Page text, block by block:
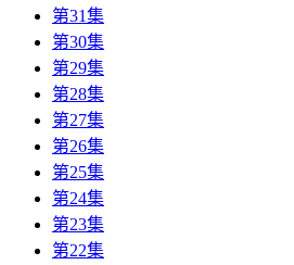
第31集
第30集
第29集
第28集
第27集
第26集
第25集
第24集
第23集
第22集